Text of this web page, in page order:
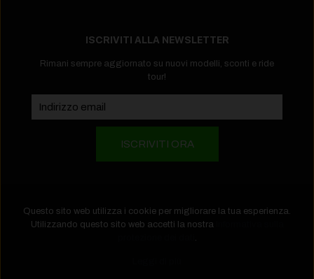
ISCRIVITI ALLA NEWSLETTER
Rimani sempre aggiornato su nuovi modelli, sconti e ride
tour!
Questo sito web utilizza i cookie per migliorare la tua esperienza.
Utilizzando questo sito web accetti la nostra
.